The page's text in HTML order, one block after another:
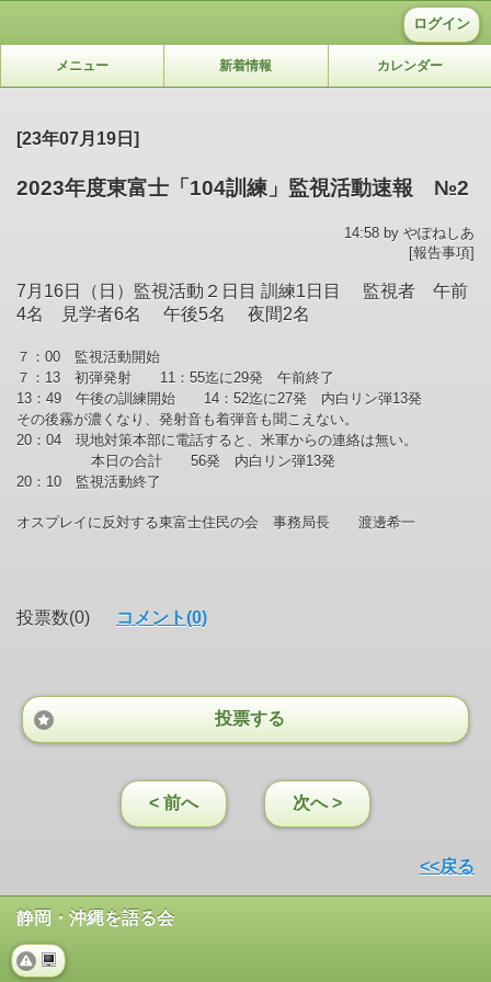
ログイン
メニュー 新着情報 カレンダー
[23年07月19日]
2023年度東富士「104訓練」監視活動速報 №2
14:58 by やぽねしあ
[報告事項]
7月16日（日）監視活動２日目 訓練1日目 監視者 午前
4名 見学者6名 午後5名 夜間2名
７：00 監視活動開始
７：13 初弾発射 11：55迄に29発 午前終了
13：49 午後の訓練開始 14：52迄に27発 内白リン弾13発
その後霧が濃くなり、発射音も着弾音も聞こえない。
20：04 現地対策本部に電話すると、米軍からの連絡は無い。
本日の合計 56発 内白リン弾13発
20：10 監視活動終了
オスプレイに反対する東富士住民の会 事務局長 渡邊希一
投票数(0) コメント(0)
投票する
< 前へ 次へ >
<<戻る
静岡・沖縄を語る会